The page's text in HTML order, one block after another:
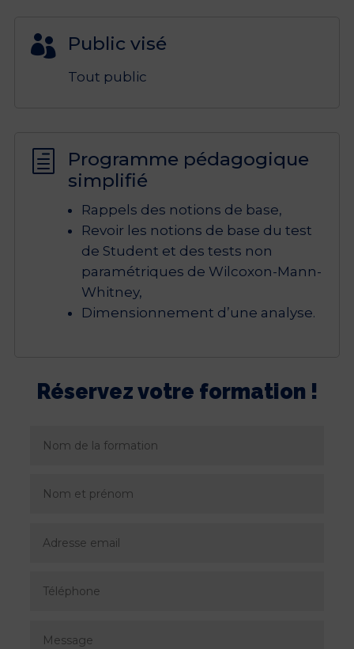
 Public visé
Tout public
h
Programme pédagogique
simplifié
Rappels des notions de base,
Revoir les notions de base du test
de Student et des tests non
paramétriques de Wilcoxon-Mann-
Whitney,
Dimensionnement d’une analyse.
Réservez votre formation !